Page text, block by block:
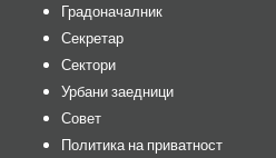
Градоначалник
Секретар
Сектори
Урбани заедници
Совет
Политика на приватност